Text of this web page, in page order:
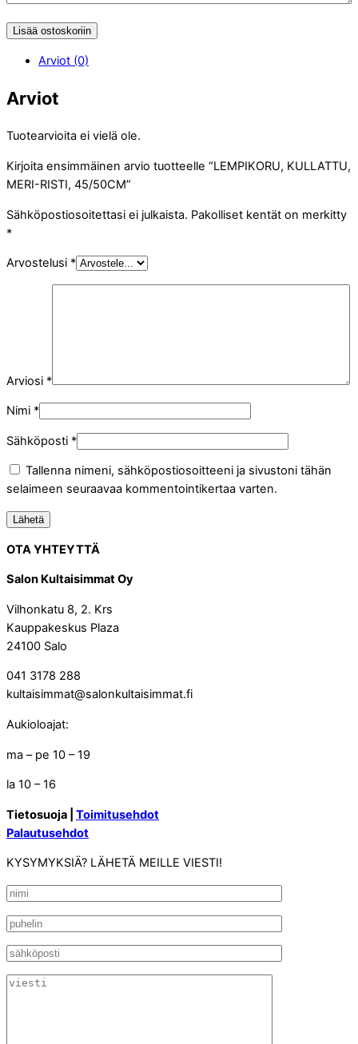
Lisää ostoskoriin
Arviot (0)
Arviot
Tuotearvioita ei vielä ole.
Kirjoita ensimmäinen arvio tuotteelle “LEMPIKORU, KULLATTU,
MERI-RISTI, 45/50CM”
Sähköpostiosoitettasi ei julkaista. Pakolliset kentät on merkitty
*
Arvostelusi *
Arviosi *
Nimi *
Sähköposti *
Tallenna nimeni, sähköpostiosoitteeni ja sivustoni tähän
selaimeen seuraavaa kommentointikertaa varten.
OTA YHTEYTTÄ
Salon Kultaisimmat Oy
Vilhonkatu 8, 2. Krs
Kauppakeskus Plaza
24100 Salo
041 3178 288
kultaisimmat@salonkultaisimmat.fi
Aukioloajat:
ma – pe 10 – 19
la 10 – 16
Tietosuoja | Toimitusehdot
Palautusehdot
KYSYMYKSIÄ? LÄHETÄ MEILLE VIESTI!